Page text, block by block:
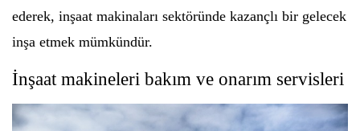
ederek, inşaat makinaları sektöründe kazançlı bir gelecek
inşa etmek mümkündür.
İnşaat makineleri bakım ve onarım servisleri